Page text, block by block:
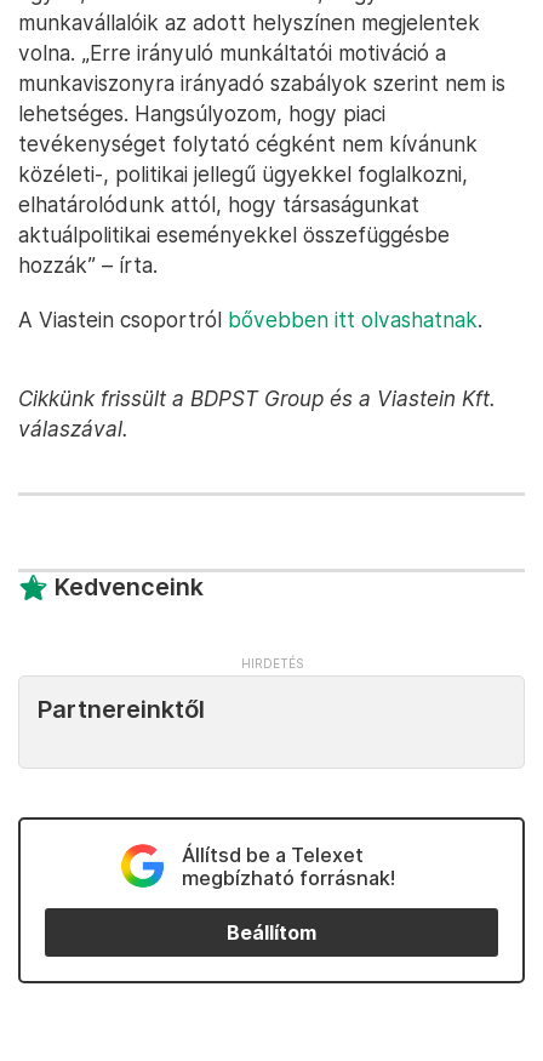
munkavállalóik az adott helyszínen megjelentek
volna. „Erre irányuló munkáltatói motiváció a
munkaviszonyra irányadó szabályok szerint nem is
lehetséges. Hangsúlyozom, hogy piaci
tevékenységet folytató cégként nem kívánunk
közéleti-, politikai jellegű ügyekkel foglalkozni,
elhatárolódunk attól, hogy társaságunkat
aktuálpolitikai eseményekkel összefüggésbe
hozzák” – írta.
A Viastein csoportról bővebben itt olvashatnak.
Cikkünk frissült a BDPST Group és a Viastein Kft.
válaszával.
Kedvenceink
Partnereinktől
Állítsd be a Telexet
megbízható forrásnak!
Beállítom